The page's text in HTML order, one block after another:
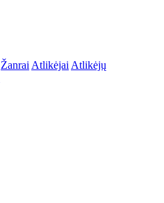
Žanrai Atlikėjai Atlikėjų